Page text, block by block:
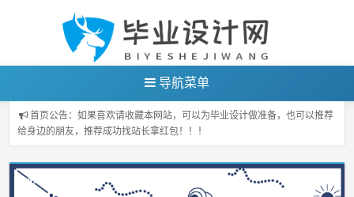
导航菜单
首页公告：如果喜欢请收藏本网站，可以为毕业设计做准备，也可以推荐
给身边的朋友，推荐成功找站长拿红包！！！